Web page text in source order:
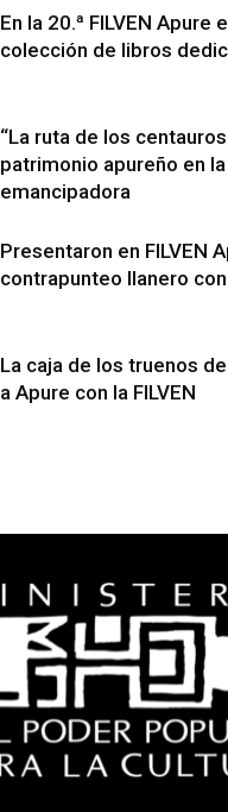
En la 20.ª FILVEN Apure
colección de libros
“La ruta de los
patrimonio apureño en
emancipadora
Presentaron en FILVEN
contrapunteo llanero
La caja de los truenos
a Apure con la FILVEN